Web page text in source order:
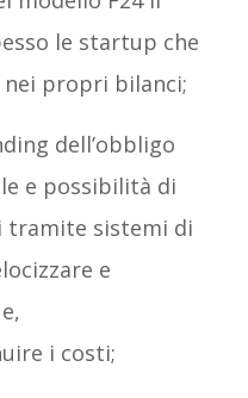
le startup che
propri bilanci;
dell’obbligo
e possibilità di
tramite sistemi di
e
i costi;